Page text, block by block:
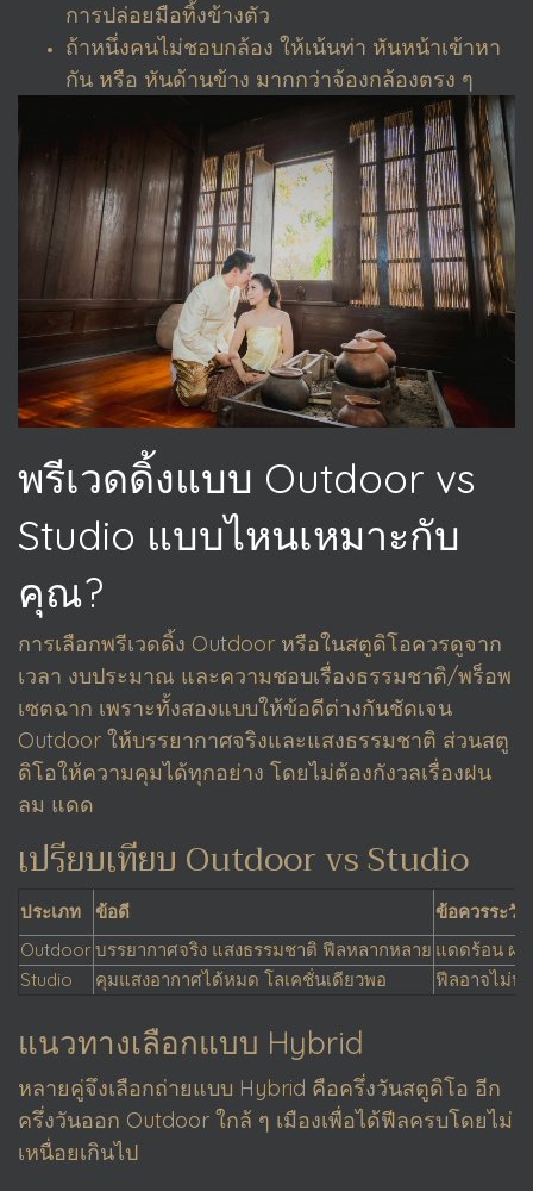
การปล่อยมือทิ้งข้างตัว
ถ้าหนึ่งคนไม่ชอบกล้อง ให้เน้นท่า หันหน้าเข้าหา
กัน หรือ หันด้านข้าง มากกว่าจ้องกล้องตรง ๆ
พรีเวดดิ้งแบบ Outdoor vs
Studio แบบไหนเหมาะกับ
คุณ?
การเลือกพรีเวดดิ้ง Outdoor หรือในสตูดิโอควรดูจาก
เวลา งบประมาณ และความชอบเรื่องธรรมชาติ/พร็อพ
เซตฉาก เพราะทั้งสองแบบให้ข้อดีต่างกันชัดเจน
Outdoor ให้บรรยากาศจริงและแสงธรรมชาติ ส่วนสตู
ดิโอให้ความคุมได้ทุกอย่าง โดยไม่ต้องกังวลเรื่องฝน
ลม แดด
เปรียบเทียบ Outdoor vs Studio
ประเภท ข้อดี
ข้อควรระวัง
Outdoorบรรยากาศจริง แสงธรรมชาติ ฟีลหลากหลาย แดดร้อน ฝน
Studio
คุมแสงอากาศได้หมด โลเคชั่นเดียวพอ ฟีลอาจไม่ห
แนวทางเลือกแบบ Hybrid
หลายคู่จึงเลือกถ่ายแบบ Hybrid คือครึ่งวันสตูดิโอ อีก
ครึ่งวันออก Outdoor ใกล้ ๆ เมืองเพื่อได้ฟีลครบโดยไม่
เหนื่อยเกินไป